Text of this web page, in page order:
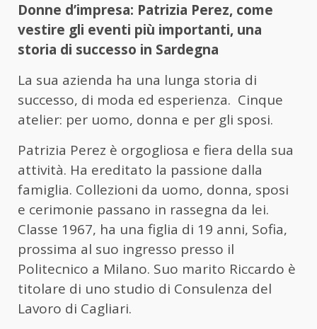
Donne d’impresa: Patrizia Perez, come
vestire gli eventi più importanti, una
storia di successo in Sardegna
La sua azienda ha una lunga storia di
successo, di moda ed esperienza. Cinque
atelier: per uomo, donna e per gli sposi.
Patrizia Perez è orgogliosa e fiera della sua
attività. Ha ereditato la passione dalla
famiglia. Collezioni da uomo, donna, sposi
e cerimonie passano in rassegna da lei.
Classe 1967, ha una figlia di 19 anni, Sofia,
prossima al suo ingresso presso il
Politecnico a Milano. Suo marito Riccardo è
titolare di uno studio di Consulenza del
Lavoro di Cagliari.